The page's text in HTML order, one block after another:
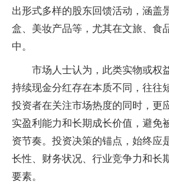
出形式多样的股东回馈活动，涵盖
盒、美妆产品等，尤其在文旅、食
中。
市场人士认为，此类实物或权
持续现金分红存在本质不同，往往
投资者在关注市场热度的同时，更
实盈利能力和长期成长价值，避免
资节奏。投资决策的锚点，始终应
长性、财务状况、行业竞争力和长
要素。